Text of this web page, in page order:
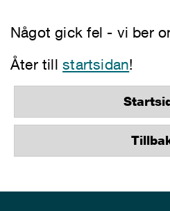
Något gick fel - vi ber
Åter tillstartsidan!